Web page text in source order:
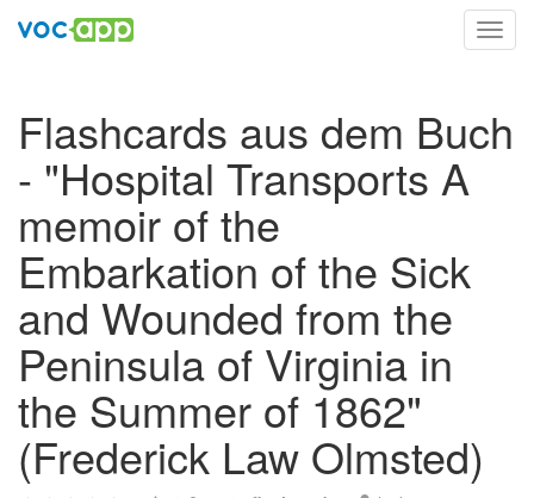
Flashcards aus dem Buch
- "Hospital Transports A
memoir of the
Embarkation of the Sick
and Wounded from the
Peninsula of Virginia in
the Summer of 1862"
(Frederick Law Olmsted)